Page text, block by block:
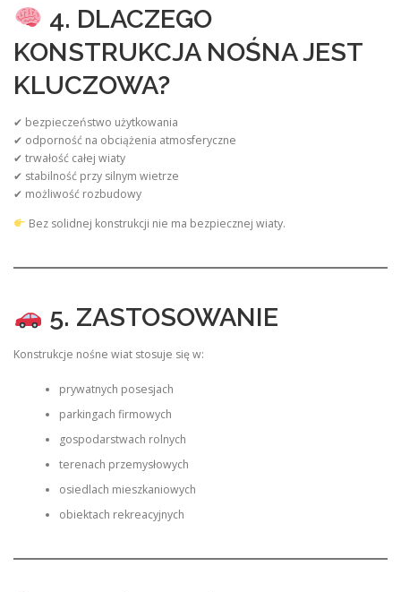
4. DLACZEGO
KONSTRUKCJA NOŚNA JEST
KLUCZOWA?
✔ bezpieczeństwo użytkowania
✔ odporność na obciążenia atmosferyczne
✔ trwałość całej wiaty
✔ stabilność przy silnym wietrze
✔ możliwość rozbudowy
Bez solidnej konstrukcji nie ma bezpiecznej wiaty.
5. ZASTOSOWANIE
Konstrukcje nośne wiat stosuje się w:
prywatnych posesjach
parkingach firmowych
gospodarstwach rolnych
terenach przemysłowych
osiedlach mieszkaniowych
obiektach rekreacyjnych